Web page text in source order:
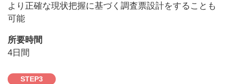
より正確な現状把握に基づく調査票設計をすることも
可能
所要時間
4日間
STEP3